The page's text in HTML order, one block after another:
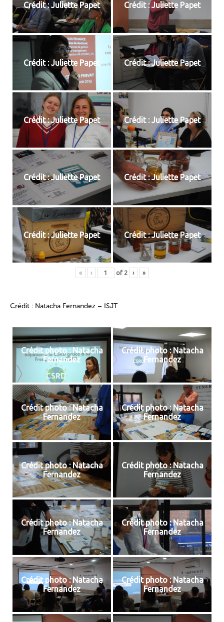
Crédit : Juliette Papet Crédit : Juliette Papet
Crédit : Juliette Papet Crédit : Juliette Papet
Crédit : Juliette Papet Crédit : Juliette Papet
Crédit : Juliette Papet Crédit : Juliette Papet
Crédit : Juliette Papet Crédit : Juliette Papet
« ‹ of 2 › »
Crédit : Natacha Fernandez – ISJT
Crédit photo : Natacha
Fernandez
Crédit photo : Natacha
Fernandez
Crédit photo : Natacha
Fernandez
Crédit photo : Natacha
Fernandez
Crédit photo : Natacha
Fernandez
Crédit photo : Natacha
Fernandez
Crédit photo : Natacha
Fernandez
Crédit photo : Natacha
Fernandez
Crédit photo : Natacha
Fernandez
Crédit photo : Natacha
Fernandez